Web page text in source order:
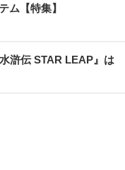
ム【特集】
滸伝 STAR LEAP』は